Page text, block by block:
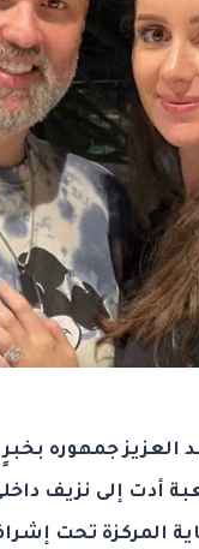
جمهوره
أدت إلى نزيف
المركزة تحت